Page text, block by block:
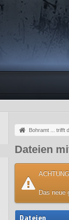
Bohramt ... trifft
Dateien
Das neue
Dateien